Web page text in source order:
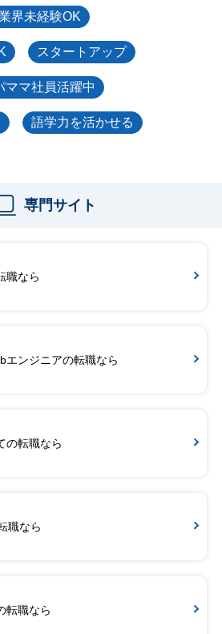
界未経験OK
スタートアップ
ママ社員活躍中
語学力を活かせる
専門サイト
職なら
エンジニアの転職なら
の転職なら
職なら
転職なら